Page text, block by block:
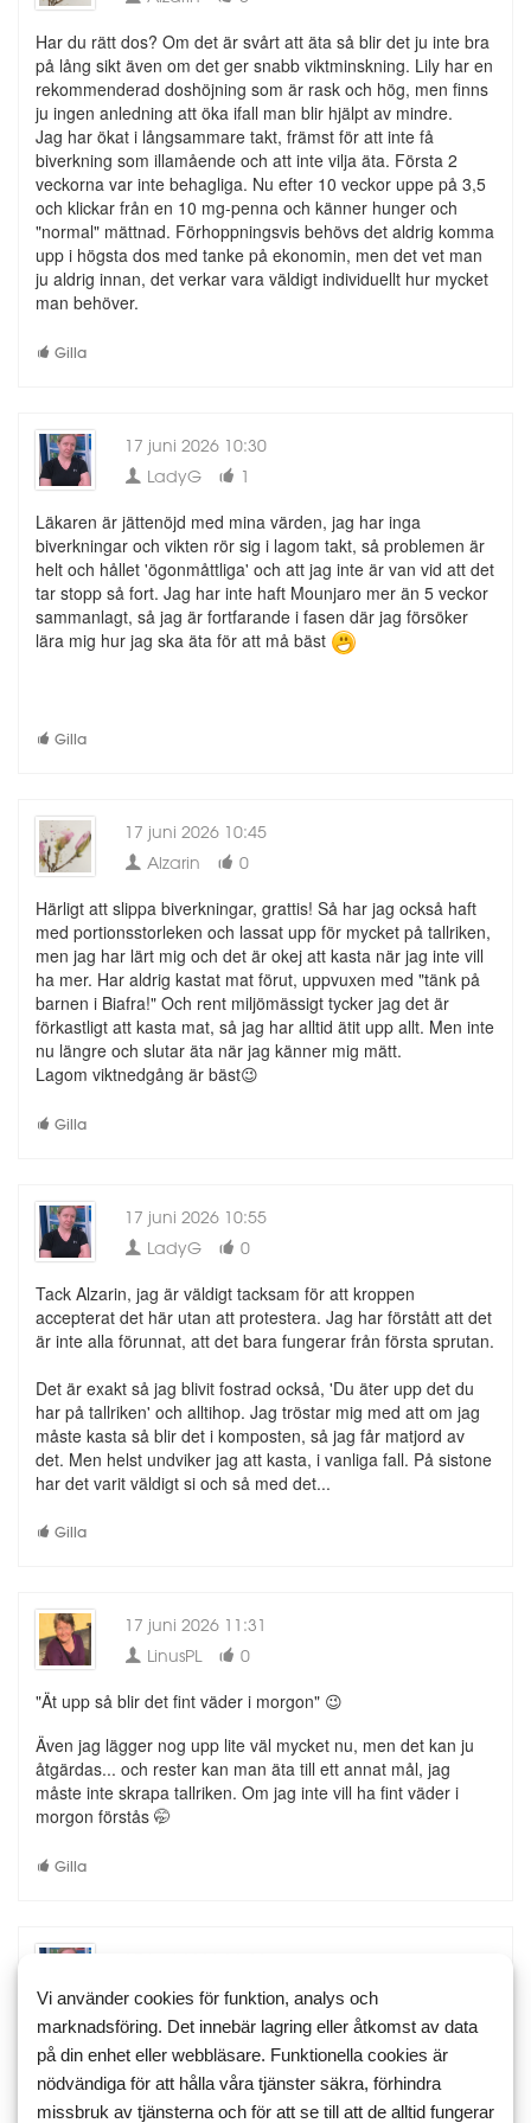
Har du rätt dos? Om det är svårt att äta så blir det ju inte bra
på lång sikt även om det ger snabb viktminskning. Lily har en
rekommenderad doshöjning som är rask och hög, men finns
ju ingen anledning att öka ifall man blir hjälpt av mindre.
Jag har ökat i långsammare takt, främst för att inte få
biverkning som illamående och att inte vilja äta. Första 2
veckorna var inte behagliga. Nu efter 10 veckor uppe på 3,5
och klickar från en 10 mg-penna och känner hunger och
"normal" mättnad. Förhoppningsvis behövs det aldrig komma
upp i högsta dos med tanke på ekonomin, men det vet man
ju aldrig innan, det verkar vara väldigt individuellt hur mycket
man behöver.
Gilla
17 juni 2026 10:30
LadyG
1
Läkaren är jättenöjd med mina värden, jag har inga
biverkningar och vikten rör sig i lagom takt, så problemen är
helt och hållet 'ögonmåttliga' och att jag inte är van vid att det
tar stopp så fort. Jag har inte haft Mounjaro mer än 5 veckor
sammanlagt, så jag är fortfarande i fasen där jag försöker
lära mig hur jag ska äta för att må bäst
Gilla
17 juni 2026 10:45
Alzarin
0
Härligt att slippa biverkningar, grattis! Så har jag också haft
med portionsstorleken och lassat upp för mycket på tallriken,
men jag har lärt mig och det är okej att kasta när jag inte vill
ha mer. Har aldrig kastat mat förut, uppvuxen med "tänk på
barnen i Biafra!" Och rent miljömässigt tycker jag det är
förkastligt att kasta mat, så jag har alltid ätit upp allt. Men inte
nu längre och slutar äta när jag känner mig mätt.
Lagom viktnedgång är bäst😉
Gilla
17 juni 2026 10:55
LadyG
0
Tack Alzarin, jag är väldigt tacksam för att kroppen
accepterat det här utan att protestera. Jag har förstått att det
är inte alla förunnat, att det bara fungerar från första sprutan.
Det är exakt så jag blivit fostrad också, 'Du äter upp det du
har på tallriken' och alltihop. Jag tröstar mig med att om jag
måste kasta så blir det i komposten, så jag får matjord av
det. Men helst undviker jag att kasta, i vanliga fall. På sistone
har det varit väldigt si och så med det...
Gilla
17 juni 2026 11:31
LinusPL
0
"Ät upp så blir det fint väder i morgon" 😉
Även jag lägger nog upp lite väl mycket nu, men det kan ju
åtgärdas... och rester kan man äta till ett annat mål, jag
måste inte skrapa tallriken. Om jag inte vill ha fint väder i
morgon förstås 🤭
Gilla
LadyG
1
Fint väder är relativt, jag är supertacksam för allt regn så det
fyller på tankarna. Vi samlar regnvatten till växthuset, och det
var förskräckligt tomt i dem ett tag så, om vackert väder är
sol får du väldigt gärna kasta mer matLinusPL
Vi använder cookies för funktion, analys och
marknadsföring. Det innebär lagring eller åtkomst av data
på din enhet eller webbläsare. Funktionella cookies är
nödvändiga för att hålla våra tjänster säkra, förhindra
missbruk av tjänsterna och för att se till att de alltid fungerar